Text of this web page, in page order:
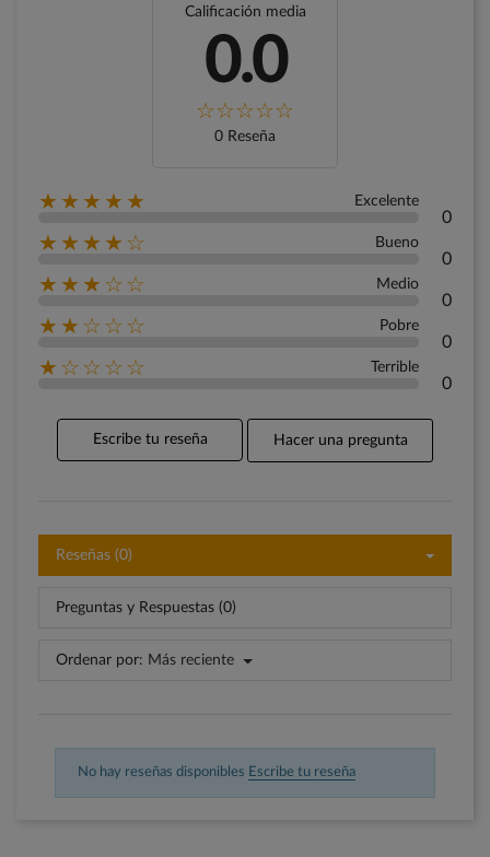
Calificación media
0.0
0 Reseña
★★★★★ Excelente
0
★★★★☆ Bueno
0
★★★☆☆ Medio
0
★★☆☆☆ Pobre
0
★☆☆☆☆ Terrible
0
Escribe tu reseña Hacer una pregunta
Reseñas (0)
Preguntas y Respuestas (0)
Ordenar por: Más reciente
No hay reseñas disponibles Escribe tu reseña